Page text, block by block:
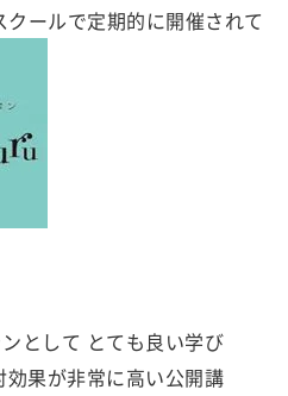
ールで定期的に開催されて
として とても良い学び
効果が非常に高い公開講